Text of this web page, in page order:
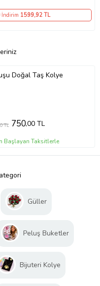
İndirim 1599,92 TL
Doğal Taş Kolye
TL 750,00 TL
Başlayan Taksitlerle
Güller
Peluş Buketler
Bijuteri Kolye